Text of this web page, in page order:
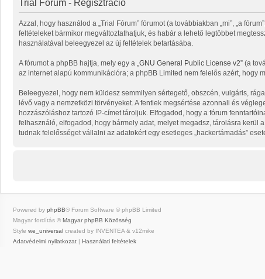
Trial Fórum - Regisztráció
Azzal, hogy használod a „Trial Fórum” fórumot (a továbbiakban „mi”, „a
feltételeket bármikor megváltoztathatjuk, és habár a lehető legtöbbet
használatával beleegyezel az új feltételek betartásába.
A fórumot a phpBB hajtja, mely egy a „GNU General Public License v2” (a
az internet alapú kommunikációra; a phpBB Limited nem felelős azért, hogy
Beleegyezel, hogy nem küldesz semmilyen sértegető, obszcén, vulgáris,
lévő vagy a nemzetközi törvényeket. A fentiek megsértése azonnali és
hozzászóláshoz tartozó IP-címet tároljuk. Elfogadod, hogy a fórum
felhasználó, elfogadod, hogy bármely adat, melyet megadsz, tárolásra
tudnak felelősséget vállalni az adatokért egy esetleges „hackertámadás”
Powered by phpBB® Forum Software © phpBB Limited
Magyar fordítás © Magyar phpBB Közösség
Style we_universal created by INVENTEA & v12mike
Adatvédelmi nyilatkozat
Használati feltételek